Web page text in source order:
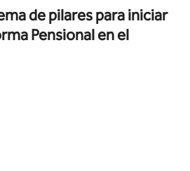
de pilares para iniciar
Pensional en el